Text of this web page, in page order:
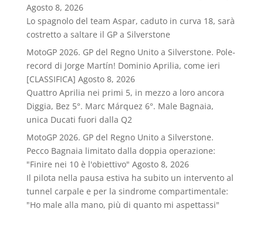
Agosto 8, 2026
Lo spagnolo del team Aspar, caduto in curva 18, sarà
costretto a saltare il GP a Silverstone
MotoGP 2026. GP del Regno Unito a Silverstone. Pole-
record di Jorge Martín! Dominio Aprilia, come ieri
[CLASSIFICA] Agosto 8, 2026
Quattro Aprilia nei primi 5, in mezzo a loro ancora
Diggia, Bez 5°. Marc Márquez 6°. Male Bagnaia,
unica Ducati fuori dalla Q2
MotoGP 2026. GP del Regno Unito a Silverstone.
Pecco Bagnaia limitato dalla doppia operazione:
"Finire nei 10 è l'obiettivo" Agosto 8, 2026
Il pilota nella pausa estiva ha subito un intervento al
tunnel carpale e per la sindrome compartimentale:
"Ho male alla mano, più di quanto mi aspettassi"